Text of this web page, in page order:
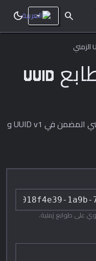
search
dark_mode
مستخرج طابع UUID
استخرج طابع الإنشاء الزمني المضمن في UUID v1 و